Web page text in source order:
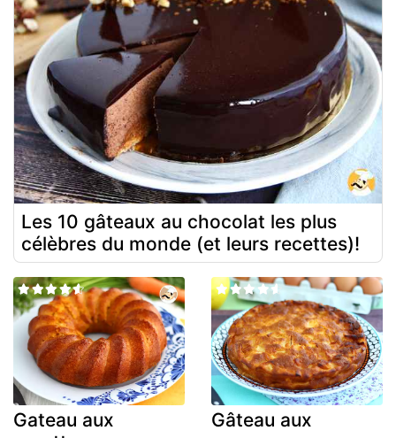
Les 10 gâteaux au chocolat les plus
célèbres du monde (et leurs recettes)!
Gateau aux
Gâteau aux